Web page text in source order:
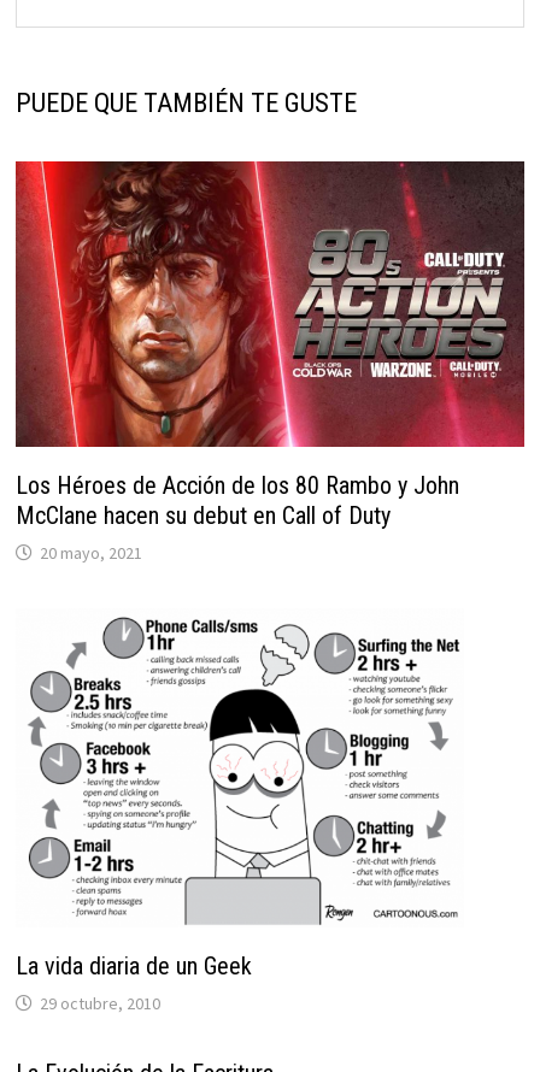
PUEDE QUE TAMBIÉN TE GUSTE
Los Héroes de Acción de los 80 Rambo y John
McClane hacen su debut en Call of Duty
20 mayo, 2021
La vida diaria de un Geek
29 octubre, 2010